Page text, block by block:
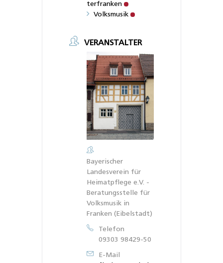
terfranken
Volksmusik
VERANSTALTER
Bayerischer
Landesverein für
Heimatpflege e.V. -
Beratungsstelle für
Volksmusik in
Franken (Eibelstadt)
Telefon
09303 98429-50
E-Mail